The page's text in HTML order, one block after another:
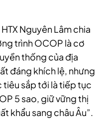
Nguyên Lâm chia
trình OCOP là cơ
thống của địa
đáng khích lệ, nhưng
tiêu sắp tới là tiếp tục
5 sao, giữ vững thị
khẩu sang châu Âu”.